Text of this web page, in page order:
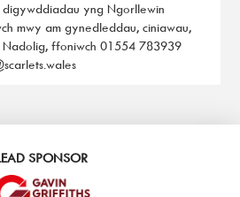
yng Ngorllewin
mwy am gynedleddau, ciniawau,
ffoniwch 01554 783939
SPONSOR